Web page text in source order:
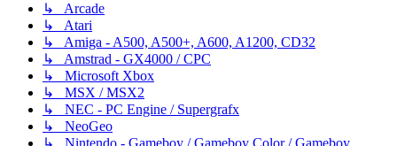
↳ Arcade
↳ Atari
↳ Amiga - A500, A500+, A600, A1200, CD32
↳ Amstrad - GX4000 / CPC
↳ Microsoft Xbox
↳ MSX / MSX2
↳ NEC - PC Engine / Supergrafx
↳ NeoGeo